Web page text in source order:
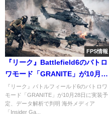
FPS情報
『リーク』Battlefield6のバトロ
ワモード「GRANITE」が10月28
日に実装予定？—データ解析で
判明
『リーク』バトルフィールド6のバトロワ
モード「GRANITE」が10月28日に実装予
定、データ解析で判明 海外メディア
「Insider Ga...